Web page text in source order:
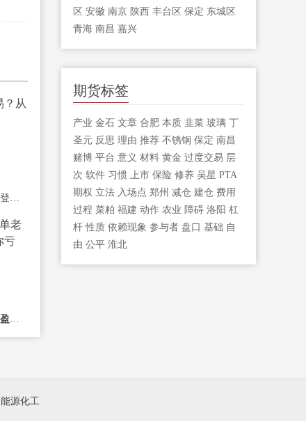
区 安徽 南京 陕西 丰台区 保定 东城区
青海 南昌 嘉兴
期货标签
产业 金石 文章 合肥 本质 韭菜 玻璃 丁
圣元 反思 理由 推荐 不锈钢 保定 南昌
赌博 平台 意义 材料 黄金 过度交易 层
次 软件 习惯 上市 保险 修养 吴星 PTA
期权 立法 入场点 郑州 减仓 建仓 费用
过程 菜粕 福建 动作 农业 障碍 洛阳 杠
杆 性质 依赖现象 参与者 盘口 基础 自
由 公平 淮北
能源化工